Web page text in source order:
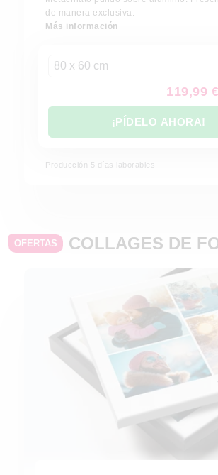
de manera exclusiva.
Más información
80 x 60 cm
119,99 €
¡PÍDELO AHORA!
Producción 5 días laborables
OFERTAS COLLAGES DE